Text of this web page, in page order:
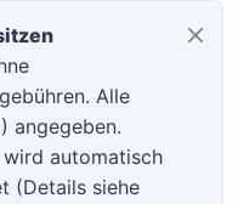
Alle
angegeben.
wird automatisch
(Details siehe